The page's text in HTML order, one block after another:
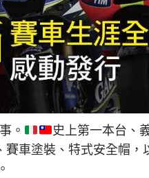
。 史上第一本台、
車塗裝、特式安全帽，